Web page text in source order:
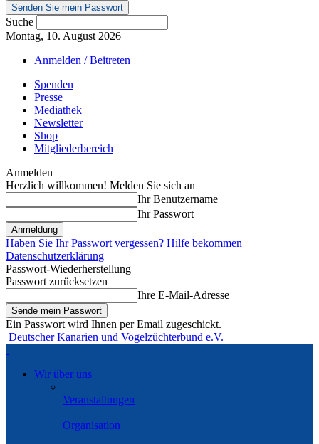
Suche
Montag, 10. August 2026
Anmelden / Beitreten
Spenden
Presse
Mediathek
Newsletter
Shop
Mitgliederbereich
Anmelden
Herzlich willkommen! Melden Sie sich an
Ihr Benutzername
Ihr Passwort
Haben Sie Ihr Passwort vergessen? Hilfe bekommen
Datenschutzerklärung
Passwort-Wiederherstellung
Passwort zurücksetzen
Ihre E-Mail-Adresse
Ein Passwort wird Ihnen per Email zugeschickt.
Deutscher Kanarien und Vogelzüchterbund e.V.
Wir über uns
Veranstaltungen
Organisation